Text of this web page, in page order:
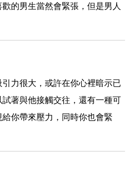
的男生當然會緊張，但是男人
力很大，或許在你心裡暗示已
著與他接觸交往，還有一種可
你帶來壓力，同時你也會緊